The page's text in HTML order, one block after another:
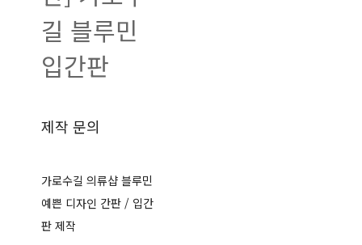
길 블루민
입간판
제작 문의
가로수길 의류샵 블루민
예쁜 디자인 간판 / 입간
판 제작